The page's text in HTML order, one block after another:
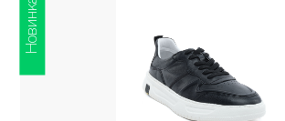
Новинка